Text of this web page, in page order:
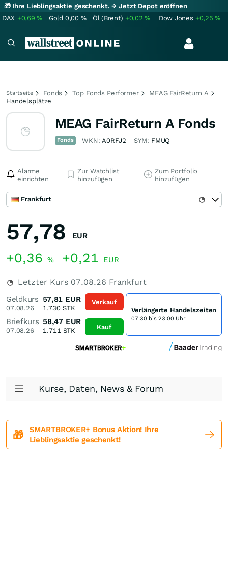
🎁 Ihre Lieblingsaktie geschenkt.→ Jetzt Depot eröffnen
DAX +0,69% Gold 0,00 % Öl (Brent) +0,02% Dow Jones +0,25%
Startseite Fonds Top Fonds Performer
MEAG FairReturn A
Handelsplätze
MEAG FairReturn A Fonds
Fonds WKN:A0RFJ2 SYM: FMUQ
Alarme
einrichten
Zur Watchlist
hinzufügen
Zum Portfolio
hinzufügen
Frankfurt
57,78 EUR
+0,36 % +0,21 EUR
Letzter Kurs 07.08.26 Frankfurt
Geldkurs
07.08.26
57,81 EUR
1.730STK
Briefkurs
07.08.26
58,47 EUR
1.711 STK
Verkauf
Kauf
Verlängerte Handelszeiten
07:30 bis 23:00 Uhr
Kurse, Daten, News & Forum
🎁
SMARTBROKER+ Bonus Aktion! Ihre
Lieblingsaktie geschenkt!